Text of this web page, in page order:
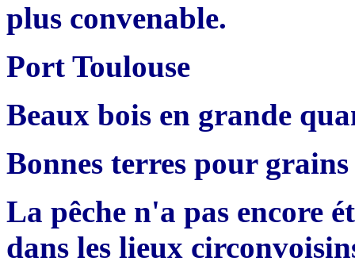
plus convenable.
Port Toulouse
Beaux bois en grande
Bonnes terres pour grains
La pêche n'a pas encore
dans les lieux